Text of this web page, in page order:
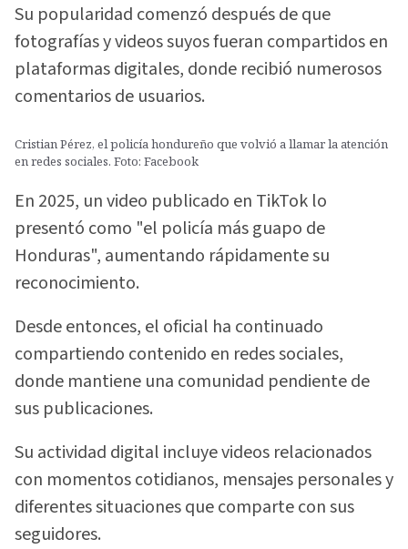
Su popularidad comenzó después de que
fotografías y videos suyos fueran compartidos en
plataformas digitales, donde recibió numerosos
comentarios de usuarios.
Cristian Pérez, el policía hondureño que volvió a llamar la atención
en redes sociales. Foto: Facebook
En 2025, un video publicado en TikTok lo
presentó como "el policía más guapo de
Honduras", aumentando rápidamente su
reconocimiento.
Desde entonces, el oficial ha continuado
compartiendo contenido en redes sociales,
donde mantiene una comunidad pendiente de
sus publicaciones.
Su actividad digital incluye videos relacionados
con momentos cotidianos, mensajes personales y
diferentes situaciones que comparte con sus
seguidores.